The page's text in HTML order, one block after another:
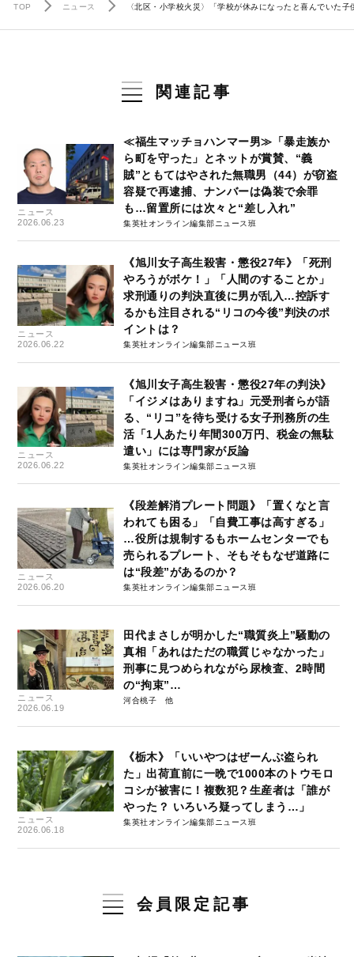
TOP ニュース 〈北区・小学校火災〉「学校が休みになったと喜んでいた
関連記事
ニュース
2026.06.23
≪福生マッチョハンマー男≫「暴走族か
ら町を守った」とネットが賞賛、“義
賊”ともてはやされた無職男（44）が窃盗
容疑で再逮捕、ナンバーは偽装で余罪
も…留置所には次々と“差し入れ”
集英社オンライン編集部ニュース班
ニュース
2026.06.22
《旭川女子高生殺害・懲役27年》「死刑
やろうがボケ！」「人間のすることか」
求刑通りの判決直後に男が乱入…控訴す
るかも注目される“リコの今後”判決のポ
イントは？
集英社オンライン編集部ニュース班
ニュース
2026.06.22
《旭川女子高生殺害・懲役27年の判決》
「イジメはありますね」元受刑者らが語
る、“リコ”を待ち受ける女子刑務所の生
活「1人あたり年間300万円、税金の無駄
遣い」には専門家が反論
集英社オンライン編集部ニュース班
ニュース
2026.06.20
《段差解消プレート問題》「置くなと言
われても困る」「自費工事は高すぎる」
…役所は規制するもホームセンターでも
売られるプレート、そもそもなぜ道路に
は“段差”があるのか？
集英社オンライン編集部ニュース班
ニュース
2026.06.19
田代まさしが明かした“職質炎上”騒動の
真相「あれはただの職質じゃなかった」
刑事に見つめられながら尿検査、2時間
の“拘束”…
河合桃子
ニュース
2026.06.18
《栃木》「いいやつはぜーんぶ盗られ
た」出荷直前に一晩で1000本のトウモロ
コシが被害に！複数犯？生産者は「誰が
やった？ いろいろ疑ってしまう…」
集英社オンライン編集部ニュース班
会員限定記事